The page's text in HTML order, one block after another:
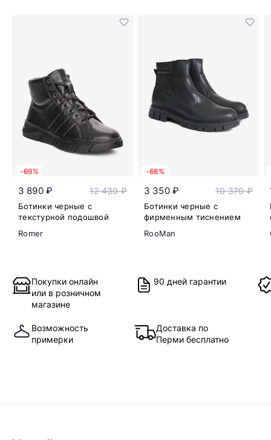
-69%
3 890 ₽ 12 430 ₽
Ботинки черные с
текстурной подошвой
Romer
-68%
3 350 ₽ 10 370 ₽
Ботинки черные с
фирменным тиснением
RooMan
Покупки онлайн
или в розничном
магазине
90 дней гарантии
Возможность
примерки
Доставка по
Перми бесплатно